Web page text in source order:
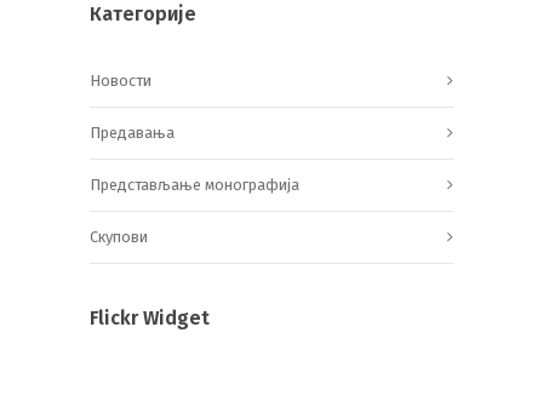
Категорије
Новости
Предавања
Представљање монографија
Скупови
Flickr Widget